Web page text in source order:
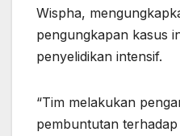
Wispha,
pengungkapan kasus
penyelidikan intensif.
“Tim melakukan
pembuntutan